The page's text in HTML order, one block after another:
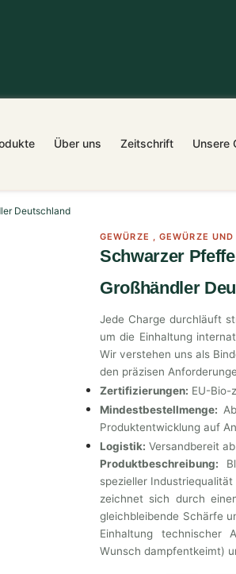
Über uns Zeitschrift Unsere
Deutschland
GEWÜRZE ,GEWÜRZE UND
Schwarzer
Großhändler
Jede Charge durchläuft
um die Einhaltung
Wir verstehen uns als
den präzisen
Zertifizierungen: EU-Bio-
Mindestbestellmenge:
Produktentwicklung auf
Logistik: Versandbereit
Produktbeschreibung:
spezieller
zeichnet sich durch
gleichbleibende Schärfe
Einhaltung technischer
Wunsch dampfentkeimt)